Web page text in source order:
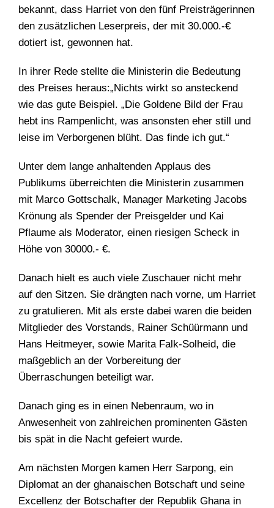
bekannt, dass Harriet von den fünf Preisträgerinnen
den zusätzlichen Leserpreis, der mit 30.000.-€
dotiert ist, gewonnen hat.
In ihrer Rede stellte die Ministerin die Bedeutung
des Preises heraus:„Nichts wirkt so ansteckend
wie das gute Beispiel. „Die Goldene Bild der Frau
hebt ins Rampenlicht, was ansonsten eher still und
leise im Verborgenen blüht. Das finde ich gut.“
Unter dem lange anhaltenden Applaus des
Publikums überreichten die Ministerin zusammen
mit Marco Gottschalk, Manager Marketing Jacobs
Krönung als Spender der Preisgelder und Kai
Pflaume als Moderator, einen riesigen Scheck in
Höhe von 30000.- €.
Danach hielt es auch viele Zuschauer nicht mehr
auf den Sitzen. Sie drängten nach vorne, um Harriet
zu gratulieren. Mit als erste dabei waren die beiden
Mitglieder des Vorstands, Rainer Schüürmann und
Hans Heitmeyer, sowie Marita Falk-Solheid, die
maßgeblich an der Vorbereitung der
Überraschungen beteiligt war.
Danach ging es in einen Nebenraum, wo in
Anwesenheit von zahlreichen prominenten Gästen
bis spät in die Nacht gefeiert wurde.
Am nächsten Morgen kamen Herr Sarpong, ein
Diplomat an der ghanaischen Botschaft und seine
Excellenz der Botschafter der Republik Ghana in